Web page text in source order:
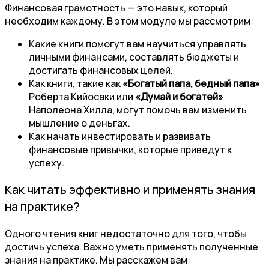
Финансовая грамотность — это навык, который
необходим каждому. В этом модуле мы рассмотрим:
Какие книги помогут вам научиться управлять
личными финансами, составлять бюджеты и
достигать финансовых целей.
Как книги, такие как«Богатый папа, бедный папа»
Роберта Кийосаки или «Думай и богатей»
Наполеона Хилла, могут помочь вам изменить
мышление о деньгах.
Как начать инвестировать и развивать
финансовые привычки, которые приведут к
успеху.
Как читать эффективно и применять знания
на практике?
Одного чтения книг недостаточно для того, чтобы
достичь успеха. Важно уметь применять полученные
знания на практике. Мы расскажем вам: